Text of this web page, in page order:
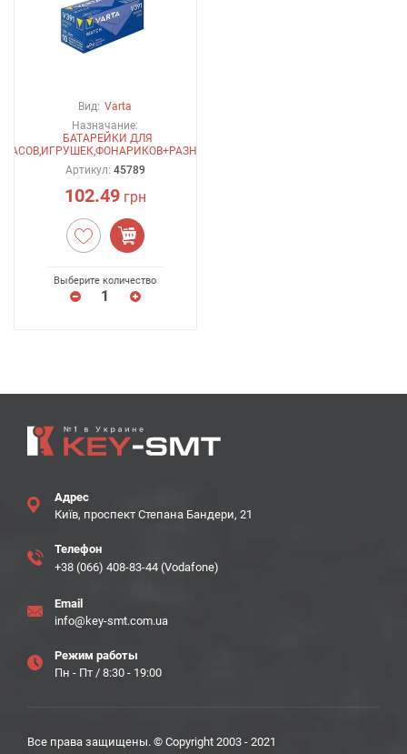
Вид: Varta
Назначание:
БАТАРЕЙКИ ДЛЯ
ЧАСОВ,ИГРУШЕК,ФОНАРИКОВ+РАЗНОЕ
Артикул: 45789
102.49грн
Выберите количество
Адрес
Київ, проспект Степана Бандери, 21
Телефон
+38 (066) 408-83-44 (Vodafone)
Email
info@key-smt.com.ua
Режим работы
Пн - Пт / 8:30 - 19:00
Все права защищены. © Copyright 2003 - 2021